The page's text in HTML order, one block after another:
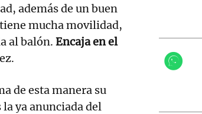
además de un buen
mucha movilidad,
al balón. Encaja en el
de esta manera su
ya anunciada del